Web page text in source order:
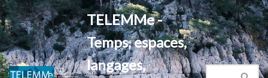
Aller
au
contenu
TELEMMe -
Temps, espaces,
langages,